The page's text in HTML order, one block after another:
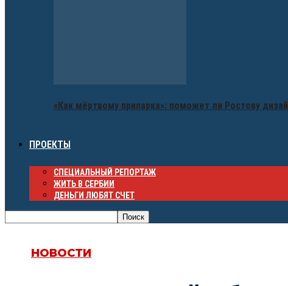
«Как мёртвому припарка»: поможет ли Ростову
ПРОЕКТЫ
СПЕЦИАЛЬНЫЙ РЕПОРТАЖ
ЖИТЬ В СЕРБИИ
ДЕНЬГИ ЛЮБЯТ СЧЕТ
НОВОСТИ